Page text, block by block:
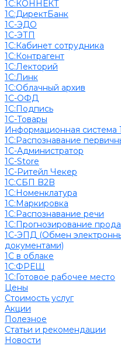
1С:КОННЕКТ
1С:ДиректБанк
1С-ЭДО
1С-ЭТП
1С:Кабинет сотрудника
1С:Контрагент
1С:Лекторий
1С:Линк
1С:Облачный архив
1С-ОФД
1С:Подпись
1С-Товары
Информационная система
1С:Распознавание
1С-Администратор
1С-Store
1С-Ритейл Чекер
1С:СБП B2B
1С:Номенклатура
1С:Маркировка
1С:Распознавание речи
1С:Прогнозирование
1С-ЭПД (Обмен
документами)
1С в облаке
1С:ФРЕШ
1C:Готовое рабочее место
Цены
Стоимость услуг
Акции
Полезное
Cтатьи и рекомендации
Новости